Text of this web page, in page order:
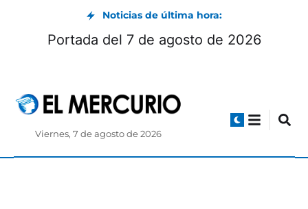
Noticias de última hora:
Portada del 7 de agosto de 2026
Viernes, 7 de agosto de 2026